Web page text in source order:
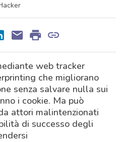
web tracker
che migliorano
senza salvare nulla sui
i cookie. Ma può
attori malintenzionati
di successo degli